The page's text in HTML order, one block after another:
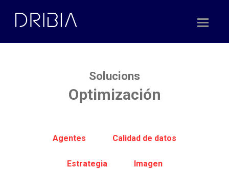
content
Solucions
Optimización
Agentes Calidad de datos
Estrategia Imagen